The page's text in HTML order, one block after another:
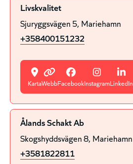
Livskvalitet
Sjuryggsvägen 5 Mariehamn
+358400151232
KartaWebbFacebookInstagramLinkedIn
Ålands Schakt Ab
Skogshyddsvägen 8 Mariehamn
+3581822811